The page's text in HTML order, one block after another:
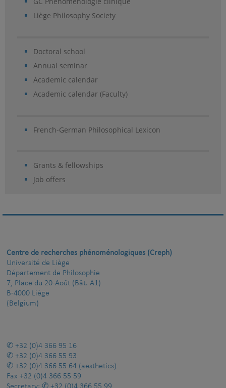
Liège Philosophy Society
Doctoral school
Annual seminar
Academic calendar
Academic calendar (Faculty)
French-German Philosophical Lexicon
Grants & fellowships
Job offers
Centre de recherches phénoménologiques (Creph)
Université de Liège
Département de Philosophie
7, Place du 20-Août (Bât. A1)
B-4000 Liège
(Belgium)
+32 (0)4 366 95 16
+32 (0)4 366 55 93
+32 (0)4 366 55 64 (aesthetics)
Fax +32 (0)4 366 55 59